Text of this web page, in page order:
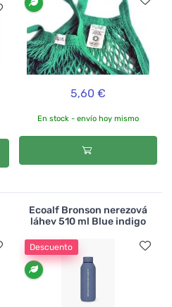
5,60 €
En stock - envío hoy mismo
Ecoalf Bronson nerezová
láhev 510 ml Blue indigo
Descuento